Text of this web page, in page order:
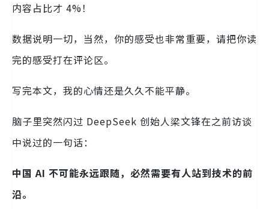
内容占比才 4%！
数据说明一切，当然，你的感受也非常重要，请把你读
完的感受打在评论区。
写完本文，我的心情还是久久不能平静。
脑子里突然闪过 DeepSeek 创始人梁文锋在之前访谈
中说过的一句话：
中国 AI 不可能永远跟随，必然需要有人站到技术的前
沿。